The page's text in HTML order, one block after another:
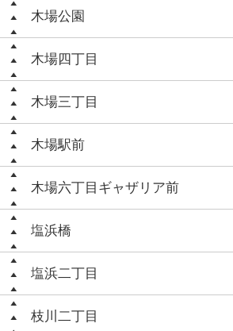
木場公園
木場四丁目
木場三丁目
木場駅前
木場六丁目ギャザリア前
塩浜橋
塩浜二丁目
枝川二丁目